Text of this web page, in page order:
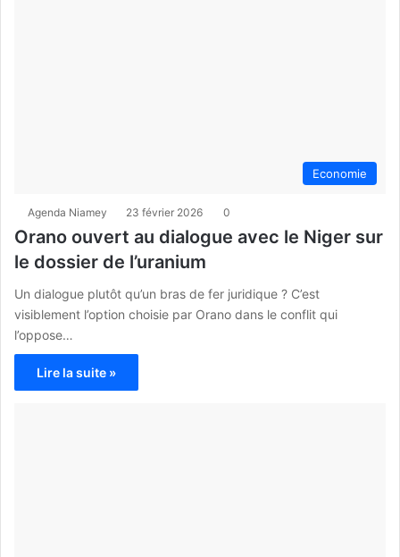
Economie
Agenda Niamey 23 février 2026 0
Orano ouvert au dialogue avec le Niger sur
le dossier de l’uranium
Un dialogue plutôt qu’un bras de fer juridique ? C’est
visiblement l’option choisie par Orano dans le conflit qui
l’oppose…
Lire la suite »